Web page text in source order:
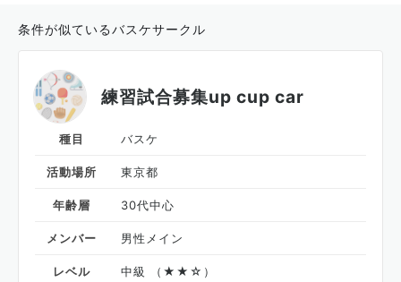
条件が似ているバスケサークル
練習試合募集up cup car
種目 バスケ
活動場所 東京都
年齢層 30代中心
メンバー 男性メイン
レベル 中級 （★★☆）